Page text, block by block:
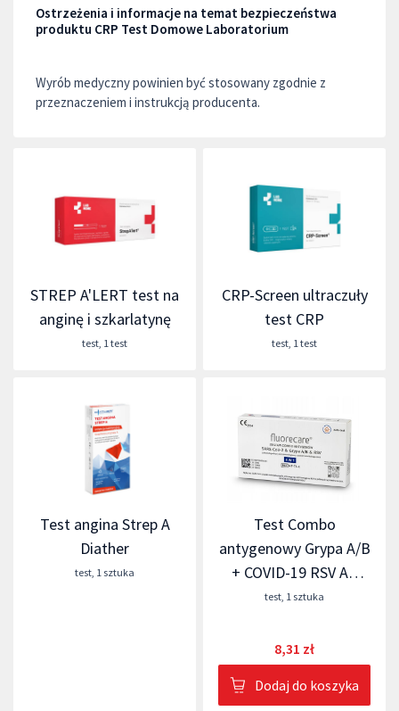
Ostrzeżenia i informacje na temat bezpieczeństwa
produktu CRP Test Domowe Laboratorium
Wyrób medyczny powinien być stosowany zgodnie z
przeznaczeniem i instrukcją producenta.
STREP A'LERT test na
anginę i szkarlatynę
test 1 test
CRP-Screen ultraczuły
test CRP
test 1 test
Test angina Strep A
Diather
test 1 sztuka
Test Combo
antygenowy Grypa A/B
+ COVID-19 RSV Ag
Fluorecare
test 1 sztuka
8,31 zł
Dodaj do koszyka